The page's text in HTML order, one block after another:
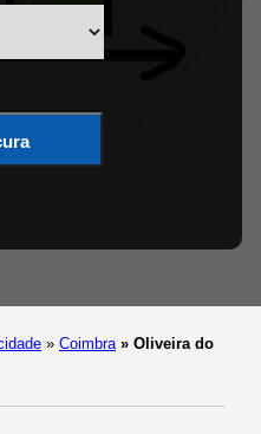
» Coimbra » Oliveira do